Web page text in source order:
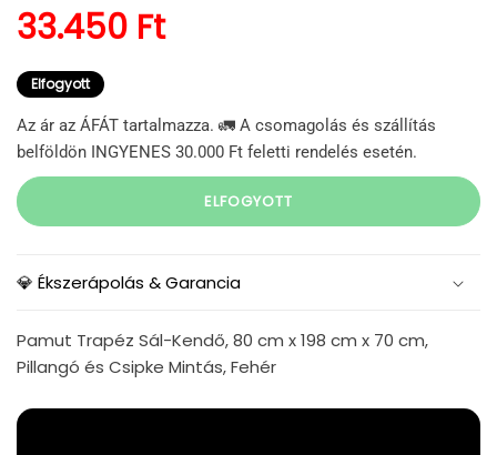
Normál ár
33.450 Ft
Elfogyott
Az ár az ÁFÁT tartalmazza. 🚛 A csomagolás és szállítás
belföldön INGYENES 30.000 Ft feletti rendelés esetén.
ELFOGYOTT
💎 Ékszerápolás & Garancia
Pamut Trapéz Sál-Kendő, 80 cm x 198 cm x 70 cm,
Pillangó és Csipke Mintás, Fehér